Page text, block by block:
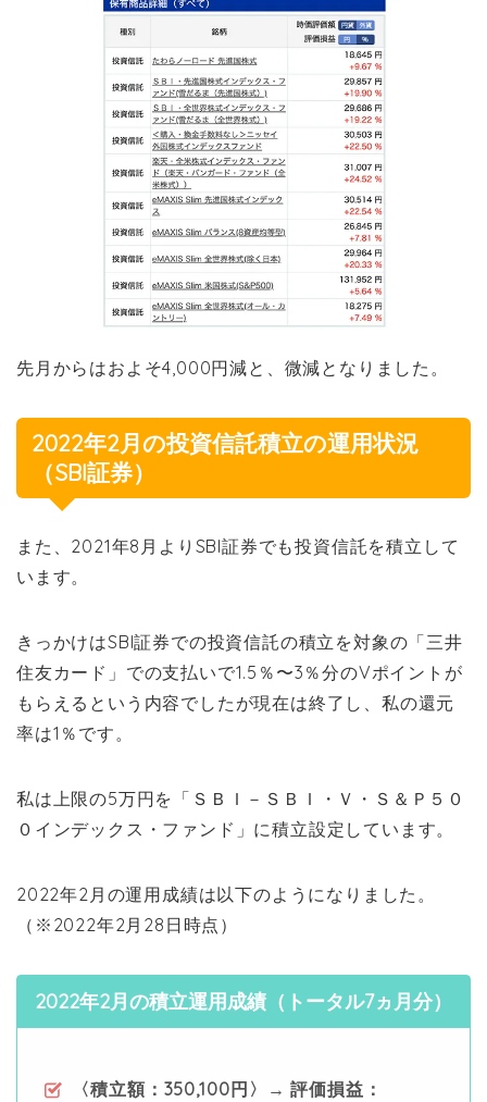
先月からはおよそ4,000円減と、微減となりました。
2022年2月の投資信託積立の運用状況
（SBI証券）
また、2021年8月よりSBI証券でも投資信託を積立して
います。
きっかけはSBI証券での投資信託の積立を対象の「三井
住友カード」での支払いで1.5％〜3％分のVポイントが
もらえるという内容でしたが現在は終了し、私の還元
率は1％です。
私は上限の5万円を「ＳＢＩ－ＳＢＩ・Ｖ・Ｓ＆Ｐ５０
０インデックス・ファンド」に積立設定しています。
2022年2月の運用成績は以下のようになりました。
（※2022年2月28日時点）
2022年2月の積立運用成績（トータル7ヵ月分）
〈積立額：350,100円〉→ 評価損益：